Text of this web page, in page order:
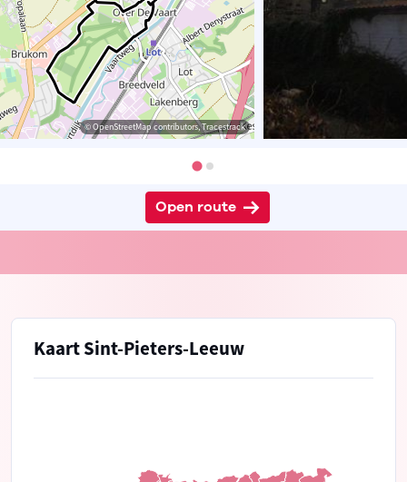
© OpenStreetMap contributors, Tracestrack
Open route
Kaart Sint-Pieters-Leeuw